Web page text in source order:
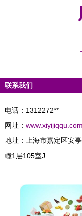
联系我们
电话：1312272**
网址： www.xiyijiqqu.com
地址：上海市嘉定区安
幢1层105室J